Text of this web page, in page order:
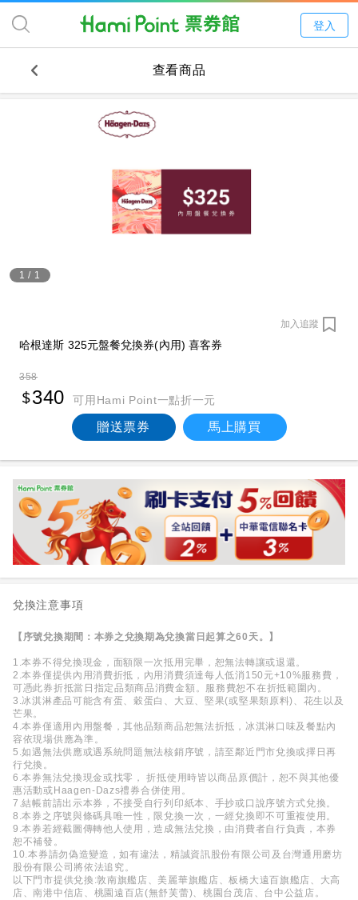
登入
查看商品
1 / 1
加入追蹤
哈根達斯 325元盤餐兌換券(內用) 喜客券
358
340 可用Hami Point一點折一元
贈送票券 馬上購買
兌換注意事項
【序號兌換期間：本券之兌換期為兌換當日起算之60天。】
1.本券不得兌換現金，面額限一次抵用完畢，恕無法轉讓或退還。
2.本券僅提供內用消費折抵，內用消費須達每人低消150元+10%服務費，
可憑此券折抵當日指定品類商品消費金額。服務費恕不在折抵範圍內。
3.冰淇淋產品可能含有蛋、穀蛋白、大豆、堅果(或堅果類原料)、花生以及
芒果。
4.本券僅適用內用盤餐，其他品類商品恕無法折抵，冰淇淋口味及餐點內
容依現場供應為準。
5.如遇無法供應或遇系統問題無法核銷序號，請至鄰近門市兌換或擇日再
行兌換。
6.本券無法兌換現金或找零， 折抵使用時皆以商品原價計，恕不與其他優
惠活動或Haagen-Dazs禮券合併使用。
7.結帳前請出示本券，不接受自行列印紙本、手抄或口說序號方式兌換。
8.本券之序號與條碼具唯一性，限兌換一次，一經兌換即不可重複使用。
9.本券若經截圖傳轉他人使用，造成無法兌換，由消費者自行負責，本券
恕不補發。
10.本券請勿偽造變造，如有違法，精誠資訊股份有限公司及台灣通用磨坊
股份有限公司將依法追究。
以下門市提供兌換:敦南旗艦店、美麗華旗艦店、板橋大遠百旗艦店、大高
店、南港中信店、桃園遠百店(無舒芙蕾)、桃園台茂店、台中公益店。